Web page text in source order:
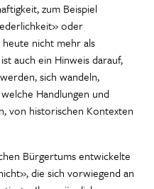
zum Beispiel
oder
nicht mehr als
auch ein Hinweis darauf,
sich wandeln,
Handlungen und
von historischen Kontexten
Bürgertums entwickelte
die sich vorwiegend an